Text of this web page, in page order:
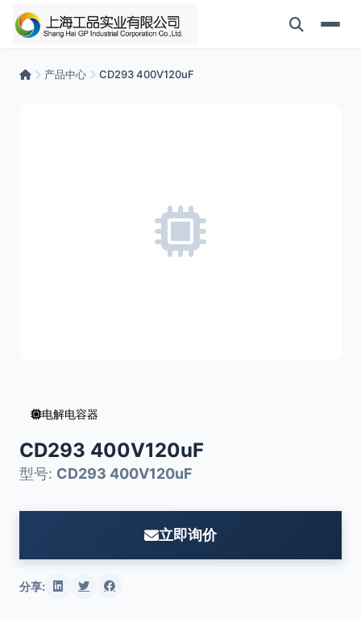
产品中心 CD293 400V120uF
电解电容器
CD293 400V120uF
型号: CD293 400V120uF
立即询价
分享: